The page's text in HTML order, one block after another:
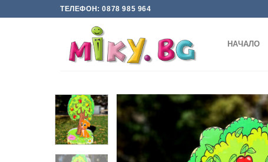
ТЕЛЕФОН: 0878 985 964
НАЧАЛО